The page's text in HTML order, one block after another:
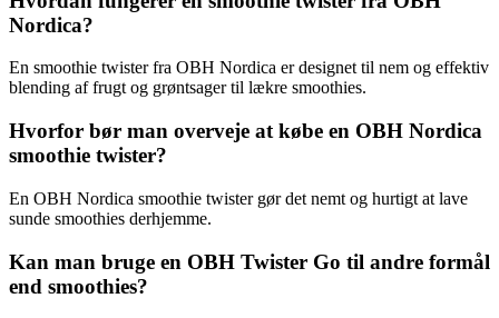
Nordica?
En smoothie twister fra OBH Nordica er designet til nem og effektiv
blending af frugt og grøntsager til lækre smoothies.
Hvorfor bør man overveje at købe en OBH Nordica
smoothie twister?
En OBH Nordica smoothie twister gør det nemt og hurtigt at lave
sunde smoothies derhjemme.
Kan man bruge en OBH Twister Go til andre formål
end smoothies?